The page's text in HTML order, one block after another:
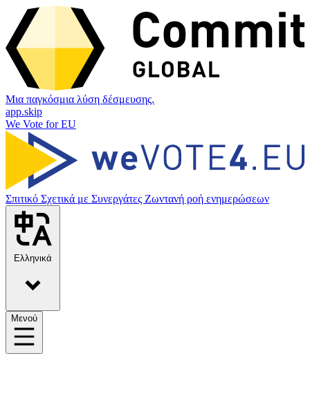
Μια παγκόσμια λύση δέσμευσης.
app.skip
We Vote for EU
Σπιτικό Σχετικά με Συνεργάτες Ζωντανή ροή ενημερώσεων
Ελληνικά
Μενού